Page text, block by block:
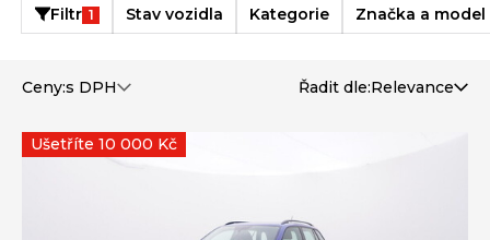
Filtr 1 Stav vozidla Kategorie Značka a model
Ceny:s DPH Řadit dle:Relevance
Ušetříte 10 000 Kč